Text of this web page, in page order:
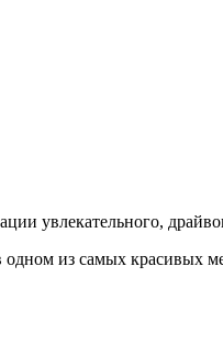
увлекательного,
из самых красивых